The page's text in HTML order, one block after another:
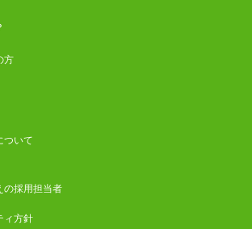
方
ついて
の採用担当者
ィ方針